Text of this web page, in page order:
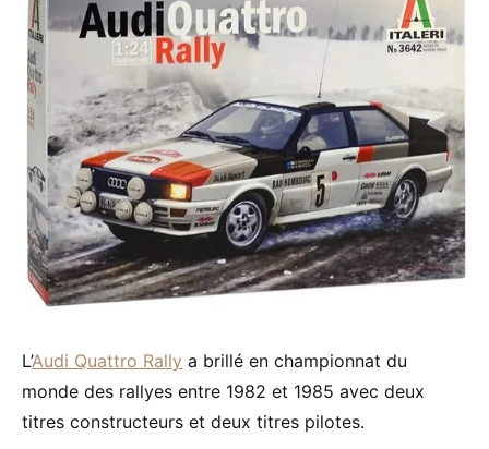
L’Audi Quattro Rally a brillé en championnat du
monde des rallyes entre 1982 et 1985 avec deux
titres constructeurs et deux titres pilotes.